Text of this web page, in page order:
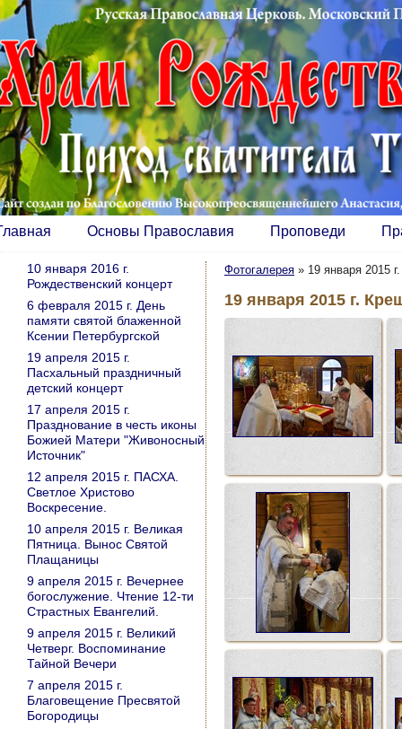
Основы Православия Проповеди
Фотогалерея » 19 января 2015
19 января 2015 г.
10 января 2016 г.
Рождественский концерт
6 февраля 2015 г. День
памяти святой блаженной
Ксении Петербургской
19 апреля 2015 г.
Пасхальный праздничный
детский концерт
17 апреля 2015 г.
Празднование в честь иконы
Божией Матери "Живоносный
Источник"
12 апреля 2015 г. ПАСХА.
Светлое Христово
Воскресение.
10 апреля 2015 г. Великая
Пятница. Вынос Святой
Плащаницы
9 апреля 2015 г. Вечернее
богослужение. Чтение 12-ти
Страстных Евангелий.
9 апреля 2015 г. Великий
Четверг. Воспоминание
Тайной Вечери
7 апреля 2015 г.
Благовещение Пресвятой
Богородицы